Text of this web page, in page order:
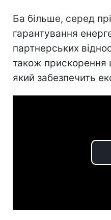
Ба більше, серед
гарантування
партнерських
також прискорення
який забезпечить